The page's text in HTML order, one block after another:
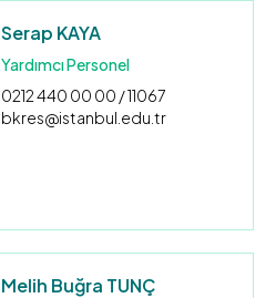
Serap KAYA
Yardımcı Personel
0212 440 00 00 / 11067
bkres@istanbul.edu.tr
Melih Buğra TUNÇ